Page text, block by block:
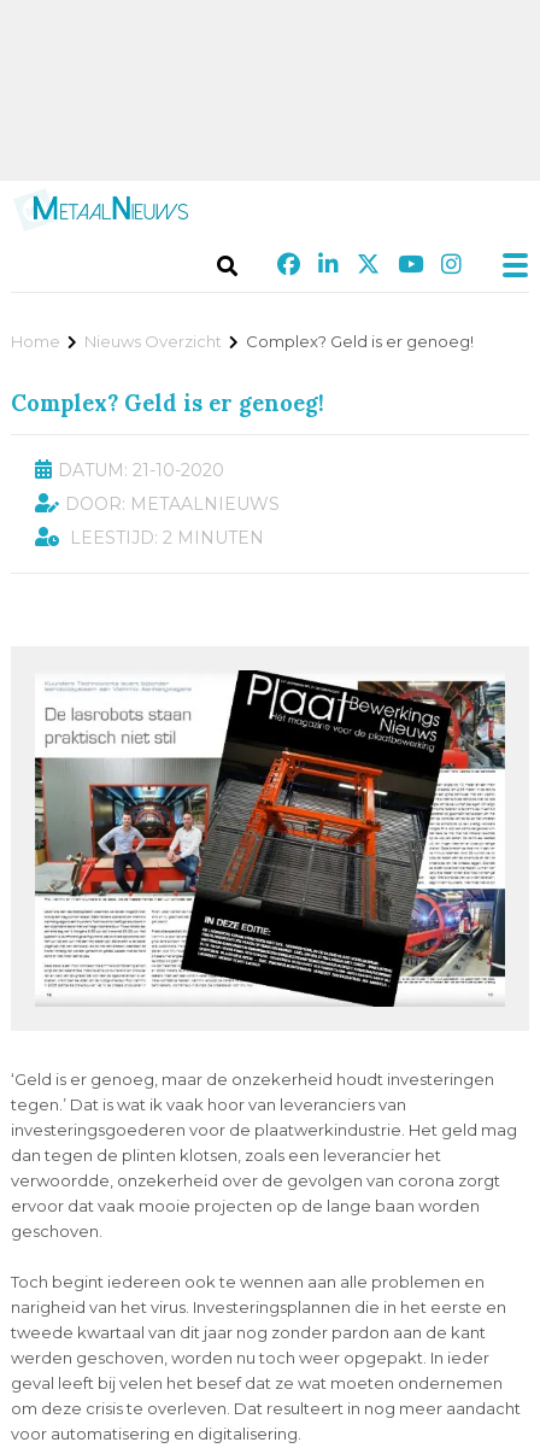
Home Nieuws Overzicht Complex? Geld is er genoeg!
Complex? Geld is er genoeg!
DATUM: 21-10-2020
DOOR: METAALNIEUWS
LEESTIJD: 2 MINUTEN
‘Geld is er genoeg, maar de onzekerheid houdt investeringen
tegen.’ Dat is wat ik vaak hoor van leveranciers van
investeringsgoederen voor de plaatwerkindustrie. Het geld mag
dan tegen de plinten klotsen, zoals een leverancier het
verwoordde, onzekerheid over de gevolgen van corona zorgt
ervoor dat vaak mooie projecten op de lange baan worden
geschoven.
Toch begint iedereen ook te wennen aan alle problemen en
narigheid van het virus. Investeringsplannen die in het eerste en
tweede kwartaal van dit jaar nog zonder pardon aan de kant
werden geschoven, worden nu toch weer opgepakt. In ieder
geval leeft bij velen het besef dat ze wat moeten ondernemen
om deze crisis te overleven. Dat resulteert in nog meer aandacht
voor automatisering en digitalisering.